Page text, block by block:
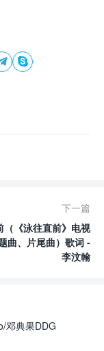

下一篇
（《泳往直前》电视
曲、片尾曲）歌词 -
李汶翰
邓典果DDG